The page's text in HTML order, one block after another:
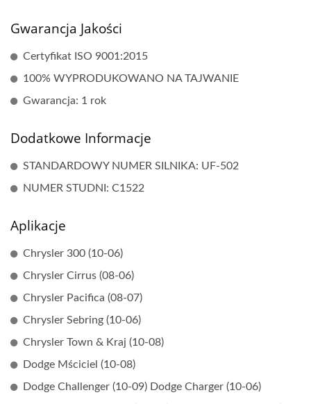
Gwarancja Jakości
Certyfikat ISO 9001:2015
100% WYPRODUKOWANO NA TAJWANIE
Gwarancja: 1 rok
Dodatkowe Informacje
STANDARDOWY NUMER SILNIKA: UF-502
NUMER STUDNI: C1522
Aplikacje
Chrysler 300 (10-06)
Chrysler Cirrus (08-06)
Chrysler Pacifica (08-07)
Chrysler Sebring (10-06)
Chrysler Town & Kraj (10-08)
Dodge Mściciel (10-08)
Dodge Challenger (10-09) Dodge Charger (10-06)